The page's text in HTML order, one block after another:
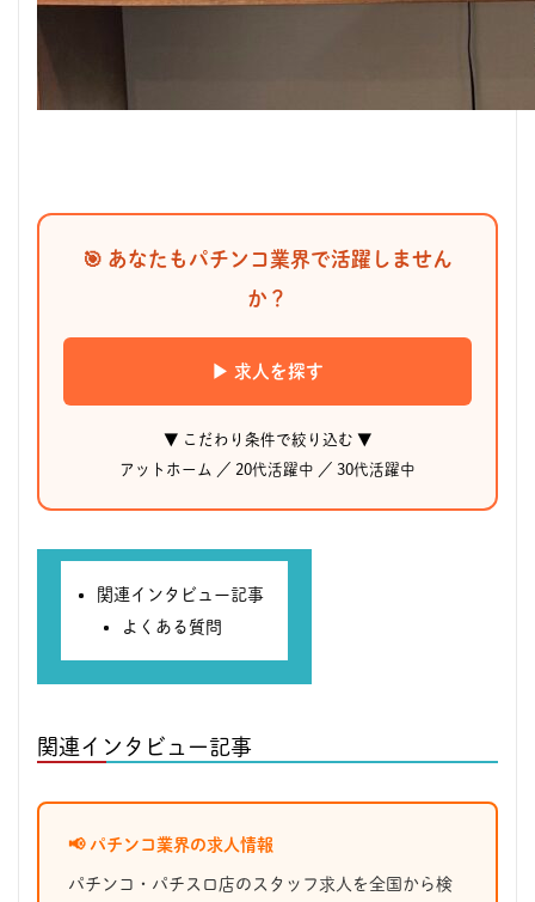
🎯 あなたもパチンコ業界で活躍しません
か？
▶ 求人を探す
▼ こだわり条件で絞り込む ▼
アットホーム
／ 20代活躍中 ／ 30代活躍中
関連インタビュー記事
よくある質問
関連インタビュー記事
📢 パチンコ業界の求人情報
パチンコ・パチスロ店のスタッフ求人を全国から検